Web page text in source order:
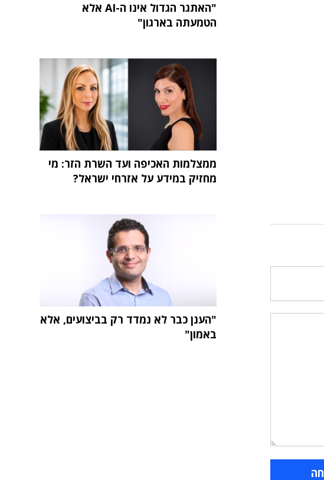
"האתגר הגדול אינו ה-AI אלא
הטמעתה בארגון"
ממצלמות האכיפה ועד השרת הזר: מי
מחזיק במידע על אזרחי ישראל?
"הענן כבר לא נמדד רק בביצועים, אלא
באמון"